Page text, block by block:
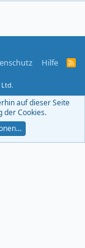
Hilfe
R
F
auf dieser Seite
der Cookies.